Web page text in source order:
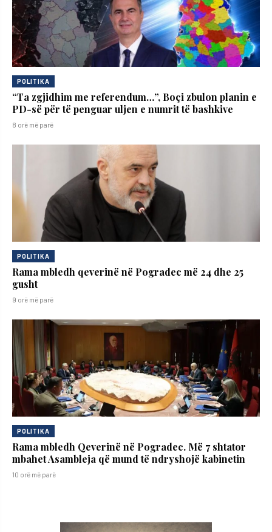
POLITIKA
“Ta zgjidhim me referendum…”, Boçi zbulon planin e
PD-së për të penguar uljen e numrit të bashkive
8 orë më parë
POLITIKA
Rama mbledh qeverinë në Pogradec më 24 dhe 25
gusht
9 orë më parë
POLITIKA
Rama mbledh Qeverinë në Pogradec. Më 7 shtator
mbahet Asambleja që mund të ndryshojë kabinetin
10 orë më parë